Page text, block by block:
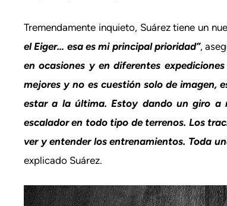
Tremendamente inquieto, Suárez tiene un
el Eiger… esa es mi principal prioridad”,
en ocasiones y en diferentes
mejores y no es cuestión solo de imagen,
estar a la última. Estoy dando un giro a
escalador en todo tipo de terrenos. Los
ver y entender los entrenamientos. Toda
explicado Suárez.